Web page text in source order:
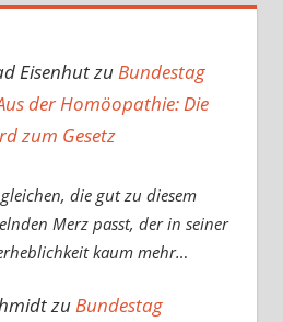
Eisenhutzu Bundestag
der Homöopathie: Die
zum Gesetz
die gut zu diesem
Merz passt, der in seiner
kaum mehr…
zuBundestag